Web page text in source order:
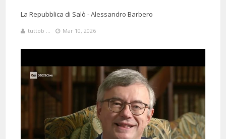
@sebastianocostantino1
Said:
5 Months 3 Days 6 Hours 26 Minutes ago
Guardo loro e poi penso a
gentaglia come la Mussolini e Sgarbi che delirano e urlano. E vorrei
che Augias e Barbero vivessero per sempre ❤️
La Repubblica di Salò - Alessandro Barbero
tuttob ... Mar 10, 2026